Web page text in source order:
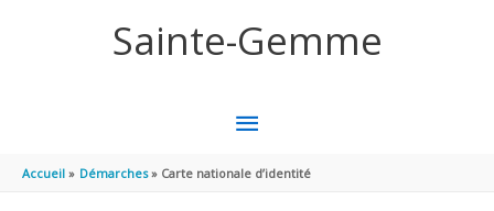
Sainte-Gemme
MENU
PRINCIPAL
Accueil Démarches Carte nationale d’identité